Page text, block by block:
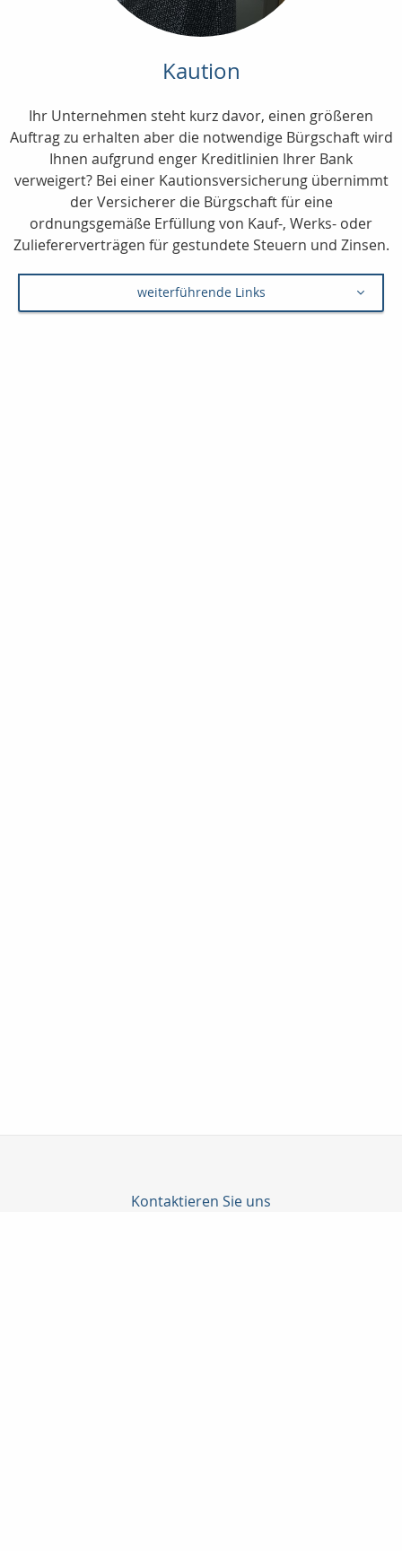
Kaution
Ihr Unternehmen steht kurz davor, einen größeren
Auftrag zu erhalten aber die notwendige Bürgschaft wird
Ihnen aufgrund enger Kreditlinien Ihrer Bank
verweigert? Bei einer Kautionsversicherung übernimmt
der Versicherer die Bürgschaft für eine
ordnungsgemäße Erfüllung von Kauf-, Werks- oder
Zuliefererverträgen für gestundete Steuern und Zinsen.
weiterführende Links
Kontaktieren Sie uns